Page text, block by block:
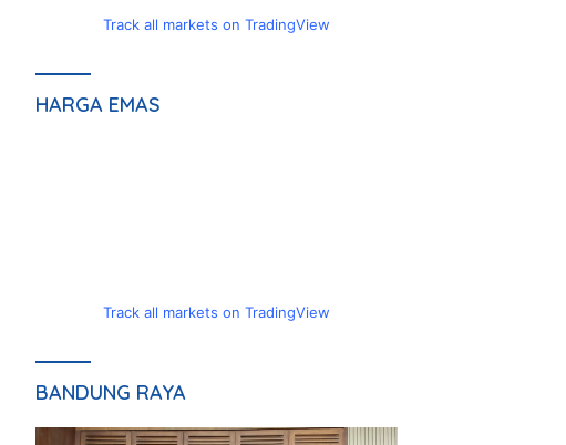
Track all markets on TradingView
HARGA EMAS
Track all markets on TradingView
BANDUNG RAYA